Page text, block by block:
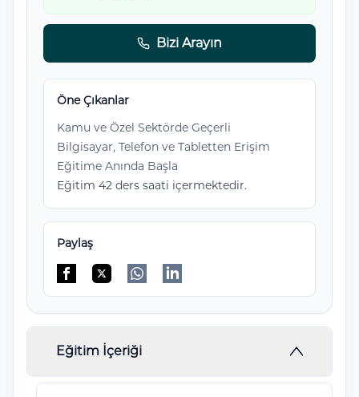
Bizi Arayın
Öne Çıkanlar
Kamu ve Özel Sektörde Geçerli
Bilgisayar, Telefon ve Tabletten Erişim
Eğitime Anında Başla
Eğitim 42 ders saati içermektedir.
Paylaş
Facebook'da paylaş
Twitter'da paylaş
WhatsApp'da paylaş
Linkedin'de paylaş
Eğitim İçeriği